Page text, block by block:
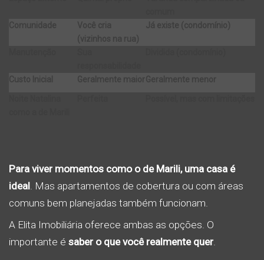
Comunidade
Você cria
(vizinhos na rua)
Já existe (condomínio)
Custo Inicial Geralmente maior Geralmente menor
Para viver momentos como o de Marili, uma casa é
ideal. Mas apartamentos de cobertura ou com áreas
comuns bem planejadas também funcionam.
A Elita Imobiliária oferece ambas as opções. O
importante é saber o que você realmente quer.